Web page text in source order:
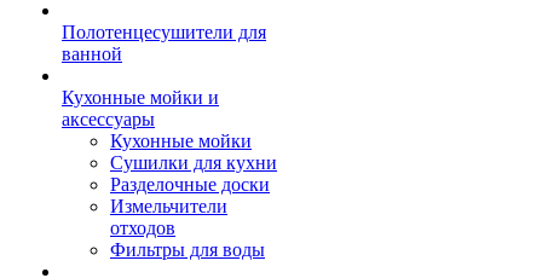
Полотенцесушители для
ванной
Кухонные мойки и
аксессуары
Кухонные мойки
Сушилки для кухни
Разделочные доски
Измельчители
отходов
Фильтры для воды